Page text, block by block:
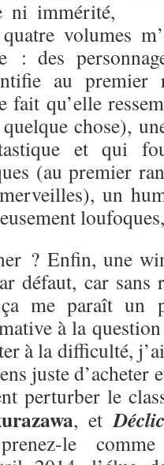
ni immérité,
volumes
: des
au premier
fait qu’elle
chose),
et qui
(au premier
un
? Enfin, une
défaut, car sans
me paraît un
à la
à la difficulté,
juste d’acheter
perturber le
, et
le